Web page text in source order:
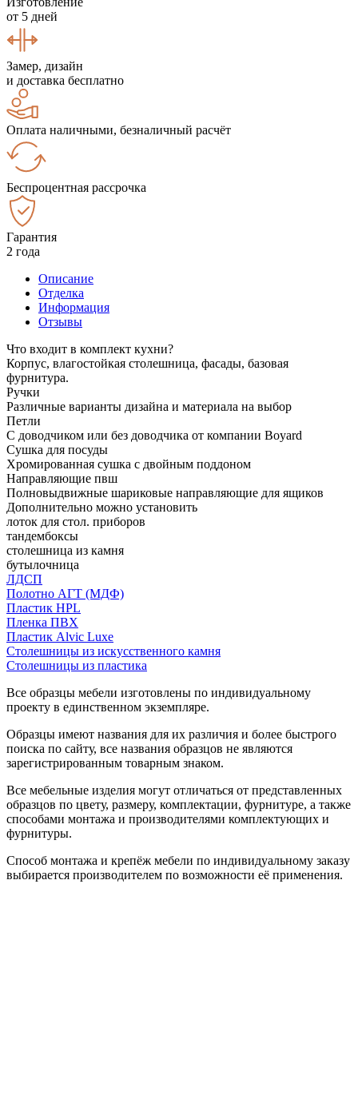
от 5 дней
Замер, дизайн
и доставка бесплатно
Оплата наличными, безналичный расчёт
Беспроцентная рассрочка
Гарантия
2 года
Описание
Отделка
Информация
Отзывы
Что входит в комплект кухни?
Корпус, влагостойкая столешница, фасады, базовая
фурнитура.
Ручки
Различные варианты дизайна и материала на выбор
Петли
С доводчиком или без доводчика от компании Boyard
Сушка для посуды
Хромированная сушка с двойным поддоном
Направляющие пвш
Полновыдвижные шариковые направляющие для ящиков
Дополнительно можно установить
лоток для стол. приборов
тандембоксы
столешница из камня
бутылочница
ЛДСП
Полотно АГТ (МДФ)
Пластик HPL
Пленка ПВХ
Пластик Alvic Luxe
Столешницы из искусственного камня
Столешницы из пластика
Все образцы мебели изготовлены по индивидуальному
проекту в единственном экземпляре.
Образцы имеют названия для их различия и более быстрого
поиска по сайту, все названия образцов не являются
зарегистрированным товарным знаком.
Все мебельные изделия могут отличаться от представленных
образцов по цвету, размеру, комплектации, фурнитуре, а также
способами монтажа и производителями комплектующих и
фурнитуры.
Способ монтажа и крепёж мебели по индивидуальному заказу
выбирается производителем по возможности её применения.